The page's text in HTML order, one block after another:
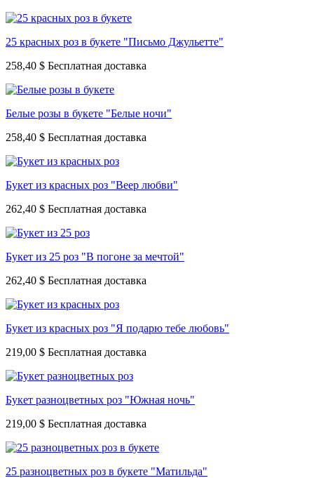
25 красных роз в букете "Письмо Джульетте"
258,40 $
Белые розы в букете "Белые ночи"
258,40 $
Букет из красных роз "Веер любви"
262,40 $
Букет из 25 роз "В погоне за мечтой"
262,40 $
Букет из красных роз "Я подарю тебе любовь"
219,00 $
Букет разноцветных роз "Южная ночь"
219,00 $
25 разноцветных роз в букете "Матильда"